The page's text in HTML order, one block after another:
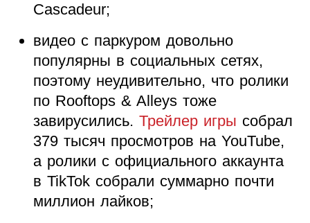
Cascadeur;
видео с паркуром довольно
популярны в социальных сетях,
поэтому неудивительно, что ролики
по Rooftops & Alleys тоже
завирусились. Трейлер игры собрал
379 тысяч просмотров на YouTube,
а ролики с официального аккаунта
в TikTok собрали суммарно почти
миллион лайков;